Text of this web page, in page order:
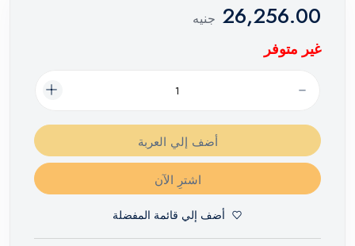
26,256.00 جنيه
غير متوفر
أضف إلي العربة
اشترِ الآن
أضف إلي قائمة المفضلة